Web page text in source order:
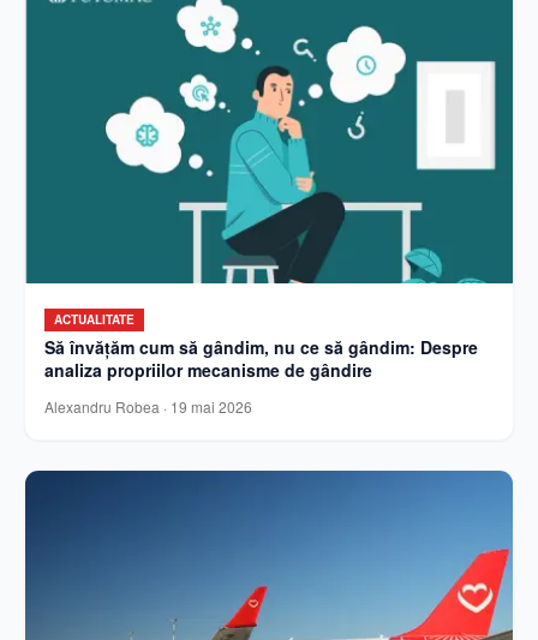
ACTUALITATE
Să învățăm cum să gândim, nu ce să gândim: Despre
analiza propriilor mecanisme de gândire
Alexandru Robea · 19 mai 2026